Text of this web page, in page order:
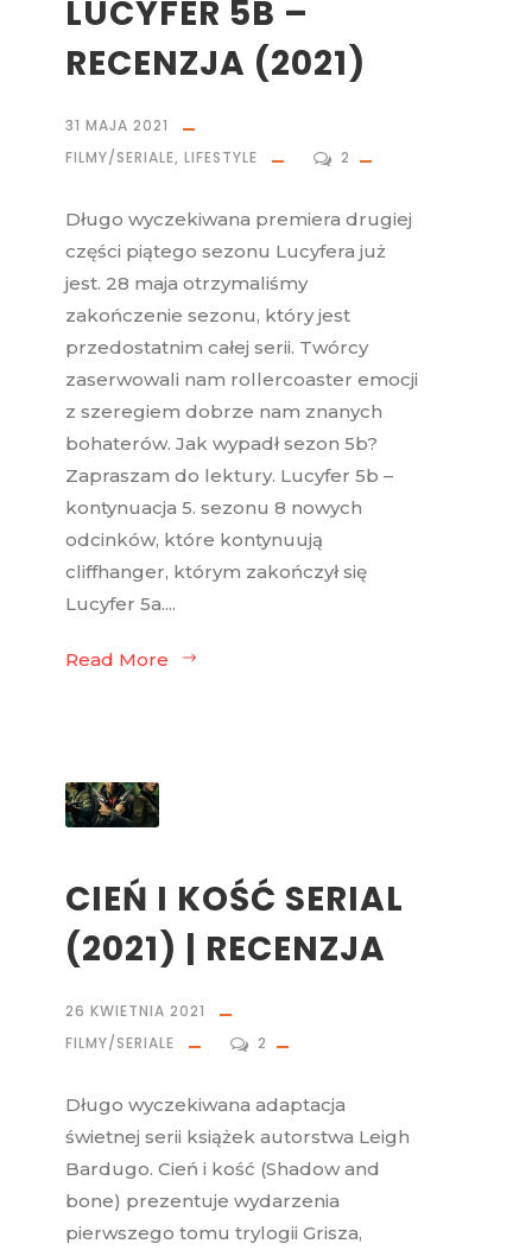
LUCYFER 5B –
RECENZJA (2021)
31 MAJA 2021
FILMY/SERIALE, LIFESTYLE 2
Długo wyczekiwana premiera drugiej
części piątego sezonu Lucyfera już
jest. 28 maja otrzymaliśmy
zakończenie sezonu, który jest
przedostatnim całej serii. Twórcy
zaserwowali nam rollercoaster emocji
z szeregiem dobrze nam znanych
bohaterów. Jak wypadł sezon 5b?
Zapraszam do lektury. Lucyfer 5b –
kontynuacja 5. sezonu 8 nowych
odcinków, które kontynuują
cliffhanger, którym zakończył się
Lucyfer 5a....
Read More
CIEŃ I KOŚĆ SERIAL
(2021) | RECENZJA
26 KWIETNIA 2021
FILMY/SERIALE
2
Długo wyczekiwana adaptacja
świetnej serii książek autorstwa Leigh
Bardugo. Cień i kość (Shadow and
bone) prezentuje wydarzenia
pierwszego tomu trylogii Grisza,